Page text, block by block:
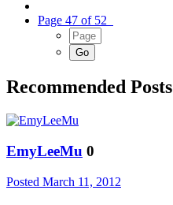
Page 47 of 52
Recommended Posts
EmyLeeMu 0
Posted March 11, 2012